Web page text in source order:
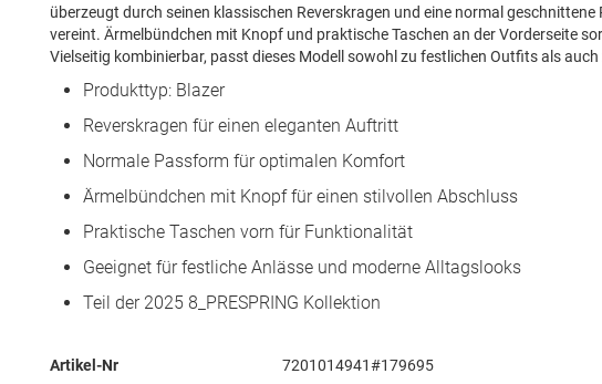
überzeugt durch seinen klassischen Reverskragen und eine normal
vereint. Ärmelbündchen mit Knopf und praktische Taschen an der Vorderseite
Vielseitig kombinierbar, passt dieses Modell sowohl zu festlichen Outfits als
Produkttyp: Blazer
Reverskragen für einen eleganten Auftritt
Normale Passform für optimalen Komfort
Ärmelbündchen mit Knopf für einen stilvollen Abschluss
Praktische Taschen vorn für Funktionalität
Geeignet für festliche Anlässe und moderne Alltagslooks
Teil der 2025 8_PRESPRING Kollektion
Mehr
Artikel-Nr 7201014941#179695